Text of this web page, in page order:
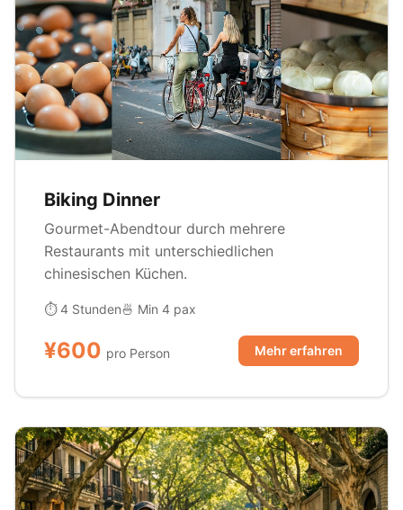
Biking Dinner
Gourmet-Abendtour durch mehrere
Restaurants mit unterschiedlichen
chinesischen Küchen.
⏱ 4 Stunden🍜 Min 4 pax
¥600 pro Person Mehr erfahren